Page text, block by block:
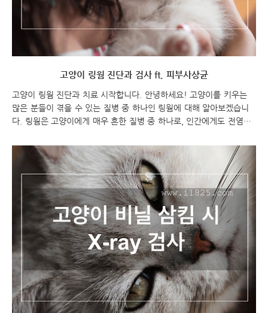
고양이 링웜 진단과 검사 ft. 피부사상균
고양이 링웜 진단과 치료 시작합니다. 안녕하세요! 고양이를 키우는
많은 분들이 겪을 수 있는 질병 중 하나인 링웜에 대해 알아보겠습니
다. 링웜은 고양이에게 매우 흔한 질병 중 하나로, 인간에게도 전염될
법, 그리고 효과적인 치료법에 대해 알아보도록 하겠습니다. 함께 고양
이 치료에 대해 배워보세요! 고양이 링웜 진단과 검사 ft. 피부사상균
고양이 링웜 진단 고양이 링웜 진단과 검사 고양이 링웜 치료 반응을
모니터링하거나 진균학적 완치가 이루어졌는지 확인할 때는 보통 배
양검사를 합니다. 최근에는 피부 병변의 모습, 우드램프 검사 결과, 배
양검사 결과 집락형성단위(colony forming units, cfu/plate) 숫자를
모두 종합적..